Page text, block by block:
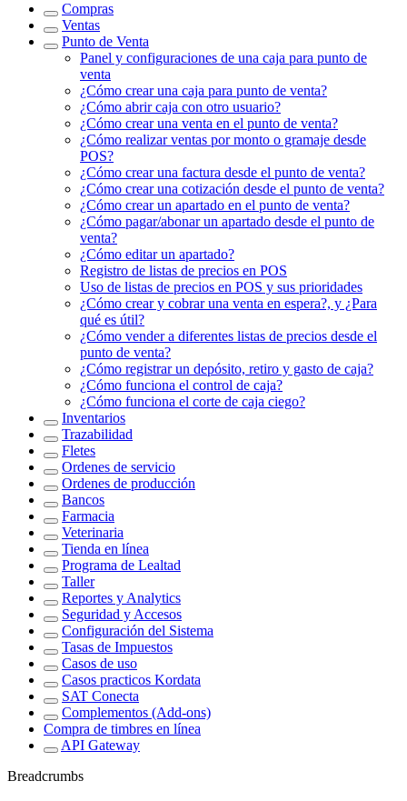
Compras
Ventas
Punto de Venta
Panel y configuraciones de una caja para punto de
venta
¿Cómo crear una caja para punto de venta?
¿Cómo abrir caja con otro usuario?
¿Cómo crear una venta en el punto de venta?
¿Cómo realizar ventas por monto o gramaje desde
POS?
¿Cómo crear una factura desde el punto de venta?
¿Cómo crear una cotización desde el punto de venta?
¿Cómo crear un apartado en el punto de venta?
¿Cómo pagar/abonar un apartado desde el punto de
venta?
¿Cómo editar un apartado?
Registro de listas de precios en POS
Uso de listas de precios en POS y sus prioridades
¿Cómo crear y cobrar una venta en espera?, y ¿Para
qué es útil?
¿Cómo vender a diferentes listas de precios desde el
punto de venta?
¿Cómo registrar un depósito, retiro y gasto de caja?
¿Cómo funciona el control de caja?
¿Cómo funciona el corte de caja ciego?
Inventarios
Trazabilidad
Fletes
Ordenes de servicio
Ordenes de producción
Bancos
Farmacia
Veterinaria
Tienda en línea
Programa de Lealtad
Taller
Reportes y Analytics
Seguridad y Accesos
Configuración del Sistema
Tasas de Impuestos
Casos de uso
Casos practicos Kordata
SAT Conecta
Complementos (Add-ons)
Compra de timbres en línea
API Gateway
Breadcrumbs